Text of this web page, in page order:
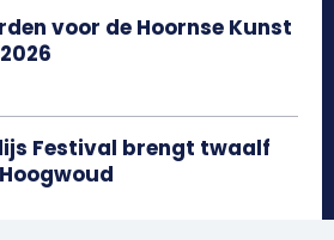
voor de Hoornse Kunst
Festival brengt twaalf